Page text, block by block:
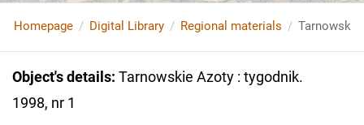
Homepage Digital Library Regional materials Tarnowskie
Object's details: Tarnowskie Azoty : tygodnik.
1998, nr 1